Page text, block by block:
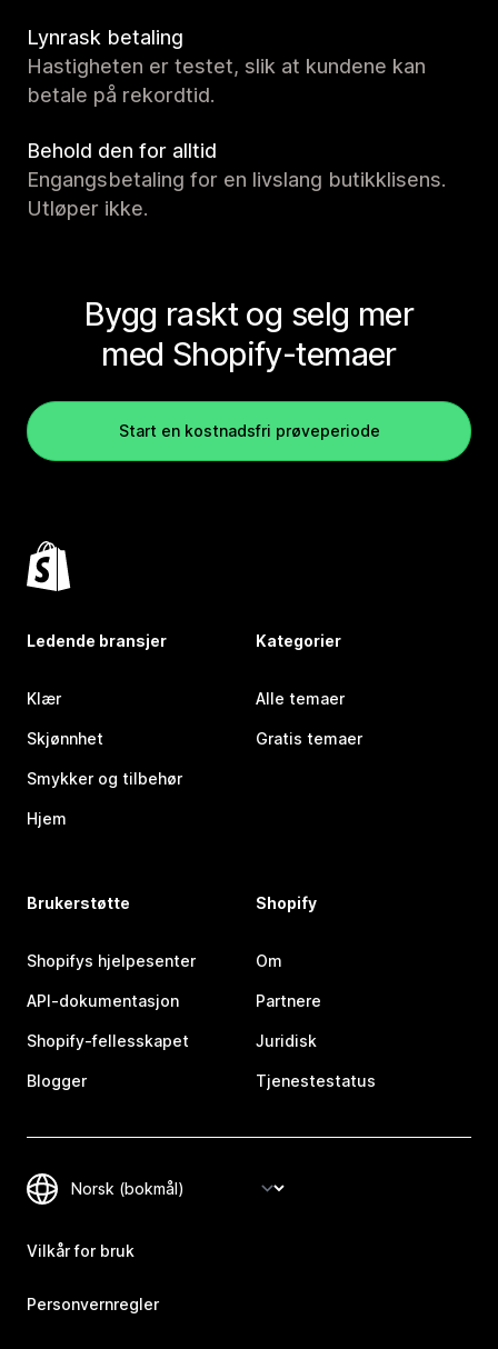
Lynrask betaling
Hastigheten er testet, slik at kundene kan
betale på rekordtid.
Behold den for alltid
Engangsbetaling for en livslang butikklisens.
Utløper ikke.
Bygg raskt og selg mer
med Shopify-temaer
Start en kostnadsfri prøveperiode
Ledende bransjer
Klær
Skjønnhet
Smykker og tilbehør
Hjem
Kategorier
Alle temaer
Gratis temaer
Brukerstøtte
Shopifys hjelpesenter
API-dokumentasjon
Shopify-fellesskapet
Blogger
Shopify
Om
Partnere
Juridisk
Tjenestestatus
Vilkår for bruk
Personvernregler